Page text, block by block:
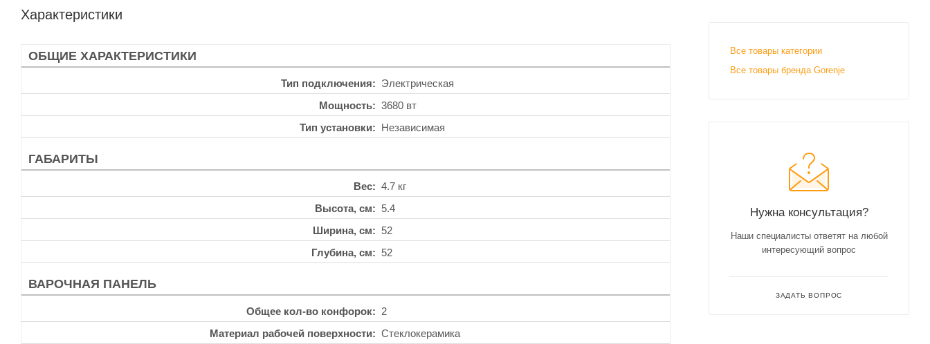
Характеристики
ОБЩИЕ ХАРАКТЕРИСТИКИ
Тип подключения
Электрическая
Мощность
3680 вт
Тип установки
Независимая
ГАБАРИТЫ
Вес
4.7 кг
Высота, см
5.4
Ширина, см
52
Глубина, см
52
ВАРОЧНАЯ ПАНЕЛЬ
Общее кол-во конфорок
2
Материал рабочей поверхности
Стеклокерамика
Все товары категории
Все товары бренда Gorenje
Нужна консультация?
Наши специалисты ответят на любой
интересующий вопрос
ЗАДАТЬ ВОПРОС